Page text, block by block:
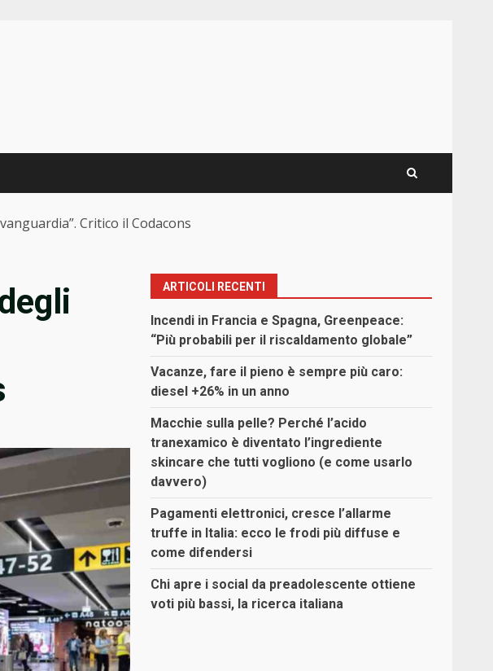
Critico il Codacons
ARTICOLI RECENTI
Incendi in Francia e Spagna, Greenpeace:
“Più probabili per il riscaldamento globale”
Vacanze, fare il pieno è sempre più caro:
diesel +26% in un anno
Macchie sulla pelle? Perché l’acido
tranexamico è diventato l’ingrediente
skincare che tutti vogliono (e come usarlo
davvero)
Pagamenti elettronici, cresce l’allarme
truffe in Italia: ecco le frodi più diffuse e
come difendersi
Chi apre i social da preadolescente ottiene
voti più bassi, la ricerca italiana